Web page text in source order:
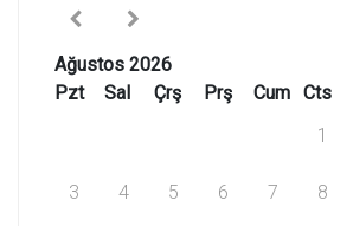
Ağustos 2026
Pzt
Sal Çrş Prş Cum Cts
1
3 4 5 6 7 8